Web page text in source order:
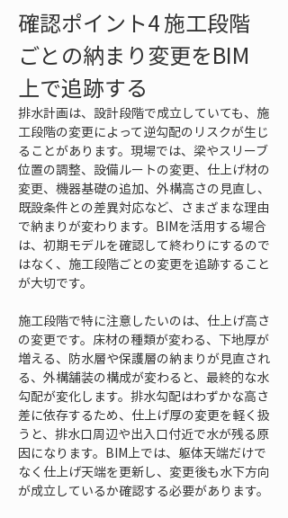
確認ポイント4 施工段階
ごとの納まり変更をBIM
上で追跡する
排水計画は、設計段階で成立していても、施
工段階の変更によって逆勾配のリスクが生じ
ることがあります。現場では、梁やスリーブ
位置の調整、設備ルートの変更、仕上げ材の
変更、機器基礎の追加、外構高さの見直し、
既設条件との差異対応など、さまざまな理由
で納まりが変わります。BIMを活用する場合
は、初期モデルを確認して終わりにするので
はなく、施工段階ごとの変更を追跡すること
が大切です。
施工段階で特に注意したいのは、仕上げ高さ
の変更です。床材の種類が変わる、下地厚が
増える、防水層や保護層の納まりが見直され
る、外構舗装の構成が変わると、最終的な水
勾配が変化します。排水勾配はわずかな高さ
差に依存するため、仕上げ厚の変更を軽く扱
うと、排水口周辺や出入口付近で水が残る原
因になります。BIM上では、躯体天端だけで
なく仕上げ天端を更新し、変更後も水下方向
が成立しているか確認する必要があります。